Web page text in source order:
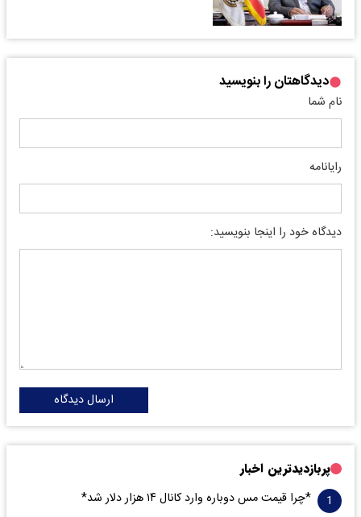
دیدگاهتان را بنویسید
نام شما
رایانامه
دیدگاه خود را اینجا بنویسید:
ارسال دیدگاه
پربازدیدترین اخبار
*چرا قیمت مس دوباره وارد کانال ۱۴ هزار دلار شد*